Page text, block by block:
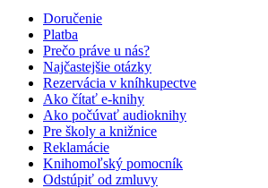
Doručenie
Platba
Prečo práve u nás?
Najčastejšie otázky
Rezervácia v kníhkupectve
Ako čítať e-knihy
Ako počúvať audioknihy
Pre školy a knižnice
Reklamácie
Knihomoľský pomocník
Odstúpiť od zmluvy